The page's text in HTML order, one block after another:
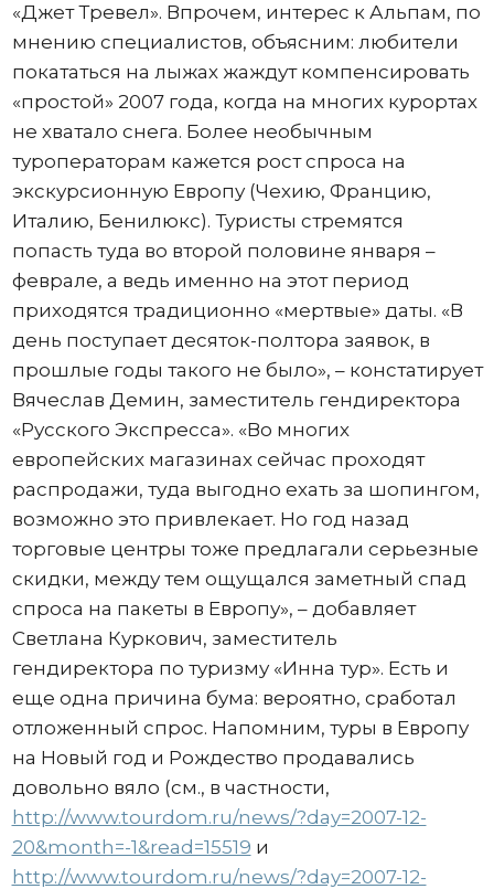
«Джет Тревел». Впрочем, интерес к Альпам, по
мнению специалистов, объясним: любители
покататься на лыжах жаждут компенсировать
«простой» 2007 года, когда на многих курортах
не хватало снега. Более необычным
туроператорам кажется рост спроса на
экскурсионную Европу (Чехию, Францию,
Италию, Бенилюкс). Туристы стремятся
попасть туда во второй половине января –
феврале, а ведь именно на этот период
приходятся традиционно «мертвые» даты. «В
день поступает десяток-полтора заявок, в
прошлые годы такого не было», – констатирует
Вячеслав Демин, заместитель гендиректора
«Русского Экспресса». «Во многих
европейских магазинах сейчас проходят
распродажи, туда выгодно ехать за шопингом,
возможно это привлекает. Но год назад
торговые центры тоже предлагали серьезные
скидки, между тем ощущался заметный спад
спроса на пакеты в Европу», – добавляет
Светлана Куркович, заместитель
гендиректора по туризму «Инна тур». Есть и
еще одна причина бума: вероятно, сработал
отложенный спрос. Напомним, туры в Европу
на Новый год и Рождество продавались
довольно вяло (см., в частности,
http://www.tourdom.ru/news/?day=2007-12-
20&month=-1&read=15519 и
http://www.tourdom.ru/news/?day=2007-12-